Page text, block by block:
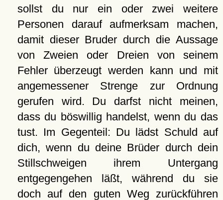
sollst du nur ein oder zwei weitere
Personen darauf aufmerksam machen,
damit dieser Bruder durch die Aussage
von Zweien oder Dreien von seinem
Fehler überzeugt werden kann und mit
angemessener Strenge zur Ordnung
gerufen wird. Du darfst nicht meinen,
dass du böswillig handelst, wenn du das
tust. Im Gegenteil: Du lädst Schuld auf
dich, wenn du deine Brüder durch dein
Stillschweigen ihrem Untergang
entgegengehen läßt, während du sie
doch auf den guten Weg zurückführen